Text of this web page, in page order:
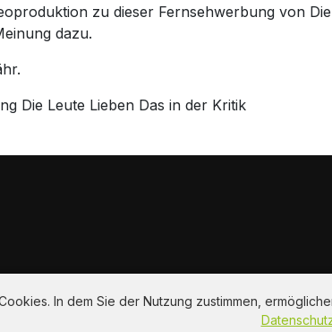
In dem Sie der Nutzung zustimmen,
zu dieser Fernsehwerbung von
dazu.
Die Leute Lieben Das in der Kritik